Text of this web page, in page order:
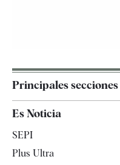
Principales secciones
España
Es Noticia
SEPI
Plus Ultra